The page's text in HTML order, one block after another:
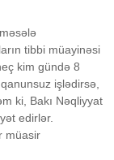
tibbi müayinəsi
kim gündə 8
işlədirsə,
ki, Bakı Nəqliyyat
edirlər.
müasir